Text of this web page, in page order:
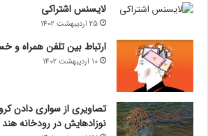
لایسنس اشتراکی
25 اردیبهشت 1402
ارتباط بین تلفن همراه و
10 اردیبهشت 1402
تصاویری از سواری دادن
نوزادهایش در رودخانه هند